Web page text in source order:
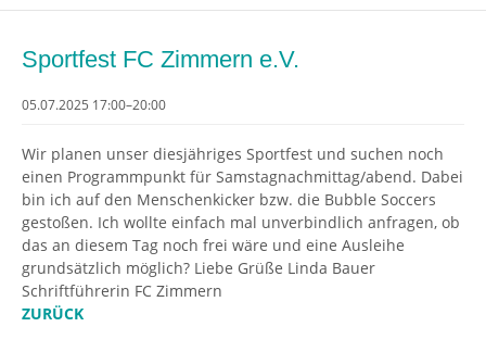
Sportfest FC Zimmern e.V.
05.07.2025 17:00–20:00
Wir planen unser diesjähriges Sportfest und suchen noch
einen Programmpunkt für Samstagnachmittag/abend. Dabei
bin ich auf den Menschenkicker bzw. die Bubble Soccers
gestoßen. Ich wollte einfach mal unverbindlich anfragen, ob
das an diesem Tag noch frei wäre und eine Ausleihe
grundsätzlich möglich? Liebe Grüße Linda Bauer
Schriftführerin FC Zimmern
ZURÜCK